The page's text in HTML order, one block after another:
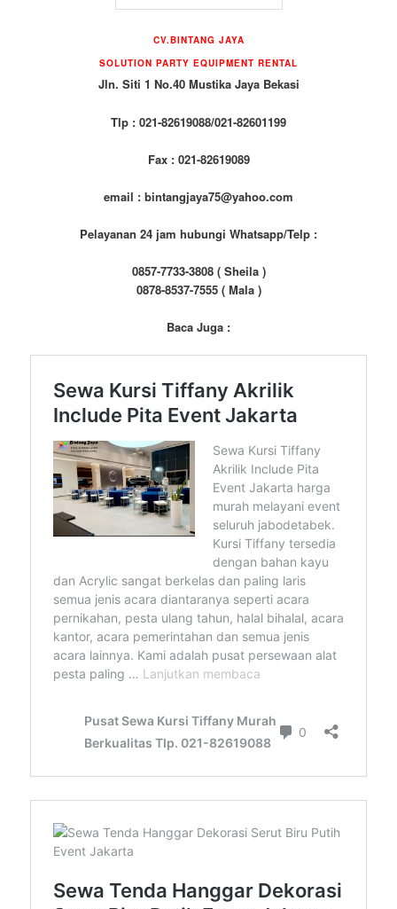
CV.BINTANG JAYA
SOLUTION PARTY EQUIPMENT RENTAL
Jln. Siti 1 No.40 Mustika Jaya Bekasi
Tlp : 021-82619088/021-82601199
Fax : 021-82619089
email : bintangjaya75@yahoo.com
Pelayanan 24 jam hubungi Whatsapp/Telp :
0857-7733-3808 ( Sheila )
0878-8537-7555 ( Mala )
Baca Juga :